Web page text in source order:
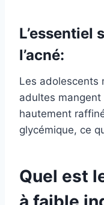
L’essentiel
l’acné:
Les adolescents
adultes
hautement
glycémique, ce
Quel est